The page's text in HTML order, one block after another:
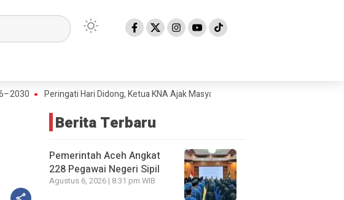
Peringati Hari Didong, Ketua KNA Ajak Masyarakat Lestarikan Budaya Gayo
Berita Terbaru
Pemerintah Aceh Angkat
228 Pegawai Negeri Sipil
Agustus 6, 2026 | 8:31 pm WIB